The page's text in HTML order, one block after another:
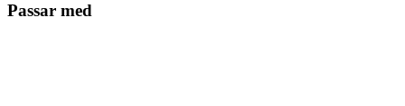
Passar med